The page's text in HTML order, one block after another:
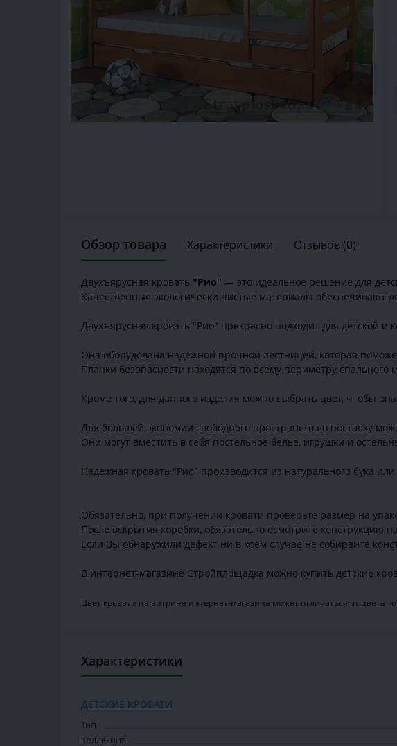
Обзор товара Характеристики Отзывов (0)
Двухъярусная кровать "Рио" — это идеальное решение для
Качественные экологически чистые материалы обеспечивают
Двухъярусная кровать "Рио" прекрасно подходит для детской
Она оборудована надежной прочной лестницей, которая
Планки безопасности находятся по всему периметру
Кроме того, для данного изделия можно выбрать цвет, чтобы
Для большей экономии свободного пространства в поставку
Они могут вместить в себя постельное белье, игрушки и
Надежная кровать "Рио" производится из натурального бука
Обязательно, при получении кровати проверьте размер на
После вскрытия коробки, обязательно осмотрите
Если Вы обнаружили дефект ни в коем случае не собирайте
В интернет-магазине Стройплощадка можно купить детские
Цвет кровати на витрине интернет-магазина может отличаться от цвета
Характеристики
ДЕТСКИЕ КРОВАТИ
Тип
Коллекция